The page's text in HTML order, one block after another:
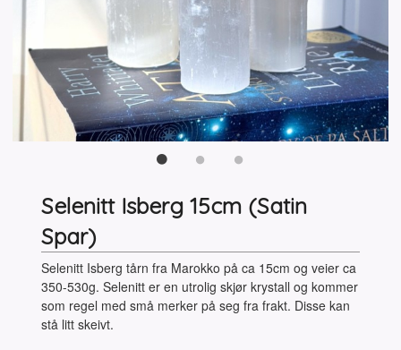
Selenitt Isberg 15cm (Satin
Spar)
Selenitt Isberg tårn fra Marokko på ca 15cm og veier ca
350-530g. Selenitt er en utrolig skjør krystall og kommer
som regel med små merker på seg fra frakt. Disse kan
stå litt skeivt.